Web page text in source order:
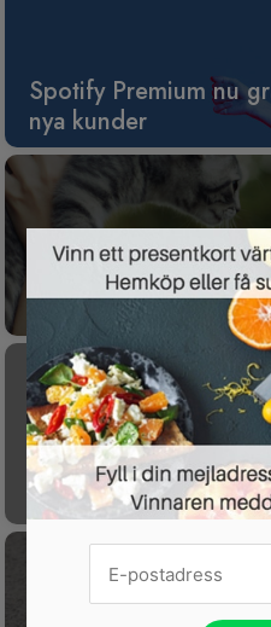
Spotify Premium nu
nya kunder
Gratis tävling för dig
Få koll på din
P.F.C.